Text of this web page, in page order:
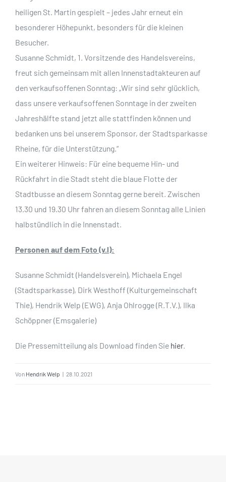
heiligen St. Martin gespielt – jedes Jahr erneut ein
besonderer Höhepunkt, besonders für die kleinen
Besucher.
Susanne Schmidt, 1. Vorsitzende des Handelsvereins,
freut sich gemeinsam mit allen Innenstadtakteuren auf
den verkaufsoffenen Sonntag: „Wir sind sehr glücklich,
dass unsere verkaufsoffenen Sonntage in der zweiten
Jahreshälfte stand jetzt alle stattfinden können und
bedanken uns bei unserem Sponsor, der Stadtsparkasse
Rheine, für die Unterstützung.“
Ein weiterer Hinweis: Für eine bequeme Hin- und
Rückfahrt in die Stadt steht die blaue Flotte der
Stadtbusse an diesem Sonntag gerne bereit. Zwischen
13.30 und 19.30 Uhr fahren an diesem Sonntag alle Linien
halbstündlich in die Innenstadt.
Personen auf dem Foto (v.l):
Susanne Schmidt (Handelsverein), Michaela Engel
(Stadtsparkasse), Dirk Westhoff (Kulturgemeinschaft
Thie), Hendrik Welp (EWG), Anja Ohlrogge (R.T.V.), Ilka
Schöppner (Emsgalerie)
Die Pressemitteilung als Download finden Sie hier.
Von Hendrik Welp | 28.10.2021